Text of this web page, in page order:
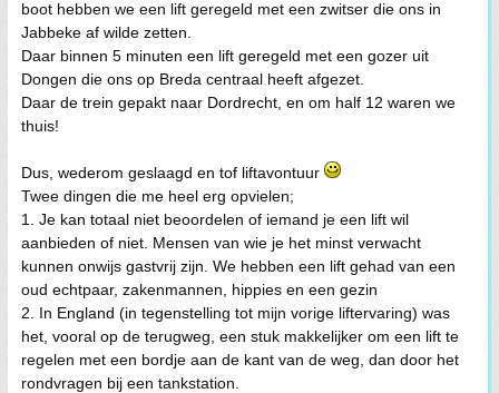
boot hebben we een lift geregeld met een zwitser die ons in
Jabbeke af wilde zetten.
Daar binnen 5 minuten een lift geregeld met een gozer uit
Dongen die ons op Breda centraal heeft afgezet.
Daar de trein gepakt naar Dordrecht, en om half 12 waren we
thuis!
Dus, wederom geslaagd en tof liftavontuur
Twee dingen die me heel erg opvielen;
1. Je kan totaal niet beoordelen of iemand je een lift wil
aanbieden of niet. Mensen van wie je het minst verwacht
kunnen onwijs gastvrij zijn. We hebben een lift gehad van een
oud echtpaar, zakenmannen, hippies en een gezin
2. In England (in tegenstelling tot mijn vorige liftervaring) was
het, vooral op de terugweg, een stuk makkelijker om een lift te
regelen met een bordje aan de kant van de weg, dan door het
rondvragen bij een tankstation.